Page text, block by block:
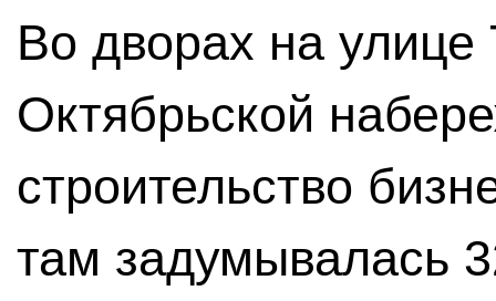
Во дворах на улице
Октябрьской
строительство
там задумывалась